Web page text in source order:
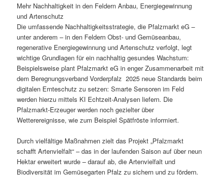
Mehr Nachhaltigkeit in den Feldern Anbau, Energiegewinnung
und Artenschutz
Die umfassende Nachhaltigkeitsstrategie, die Pfalzmarkt eG –
unter anderem – in den Feldern Obst- und Gemüseanbau,
regenerative Energiegewinnung und Artenschutz verfolgt, legt
wichtige Grundlagen für ein nachhaltig gesundes Wachstum:
Beispielsweise plant Pfalzmarkt eG in enger Zusammenarbeit mit
dem Beregnungsverband Vorderpfalz 2025 neue Standards beim
digitalen Ernteschutz zu setzen: Smarte Sensoren im Feld
werden hierzu mittels KI Echtzeit-Analysen liefern. Die
Pfalzmarkt-Erzeuger werden noch gezielter über
Wetterereignisse, wie zum Beispiel Spätfröste informiert.
Durch vielfältige Maßnahmen zielt das Projekt „Pfalzmarkt
schafft Artenvielfalt“ – das in der laufenden Saison auf über neun
Hektar erweitert wurde – darauf ab, die Artenvielfalt und
Biodiversität im Gemüsegarten Pfalz zu sichern und zu fördern.